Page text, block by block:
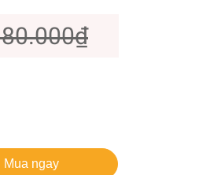
Mua ngay